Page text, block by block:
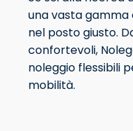
una vasta gamma
nel posto giusto.
confortevoli,
noleggio flessibili
mobilità.